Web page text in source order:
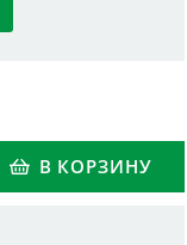
В КОРЗИНУ